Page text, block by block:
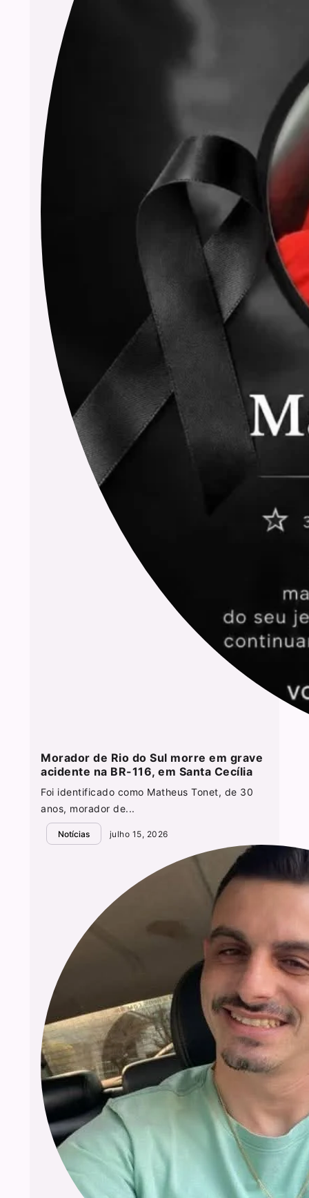
Morador de Rio do Sul morre em grave
acidente na BR-116, em Santa Cecília
Foi identificado como Matheus Tonet, de 30
anos, morador de...
Notícias julho 15, 2026